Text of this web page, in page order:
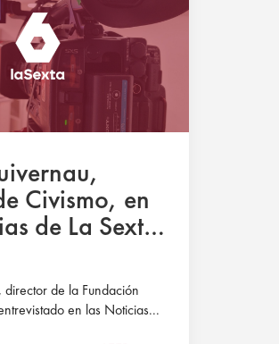
Civismo, en
de La Sexta
de la Fundación
en las Noticias...